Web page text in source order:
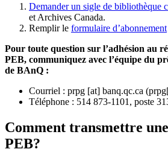
Demander un sigle de bibliothèque
et Archives Canada.
Remplir le formulaire d’abonnement
Pour toute question sur l’adhésion au
PEB, communiquez avec l’équipe du
de BAnQ :
Courriel : prpg [at] banq.qc.ca (
Téléphone : 514 873-1101, poste
Comment transmettre
PEB?